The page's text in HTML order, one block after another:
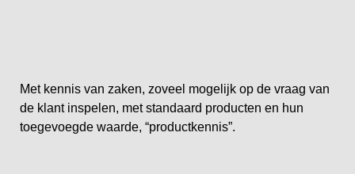
Met kennis van zaken, zoveel mogelijk op de vraag van
de klant inspelen, met standaard producten en hun
toegevoegde waarde, “productkennis”.